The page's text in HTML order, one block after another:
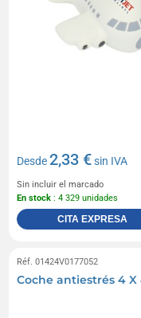
Desde2,33 €sin IVA
Sin incluir el marcado
En stock : 4 329 unidades
CITA EXPRESA
Réf. 01424V0177052
Coche antiestrés 4 X